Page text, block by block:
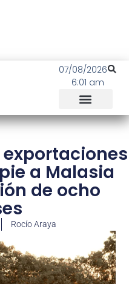
07/08/2026
6:01 am
a Malasia
de ocho
Rocío Araya